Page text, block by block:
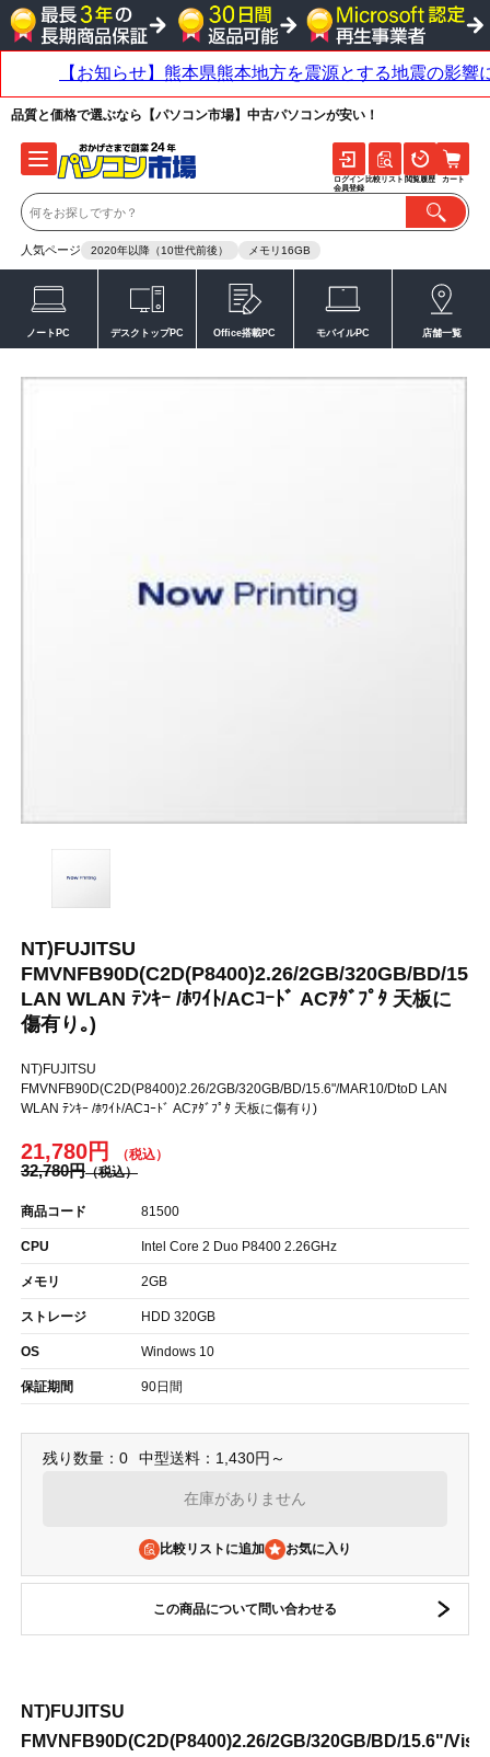
品質と価格で選ぶなら【パソコン市場】中古パソコンが安い！
人気ページ 2020年以降（10世代前後） メモリ16GB
ログイン
会員登録
比較リスト 閲覧履歴 カート
ノートPC デスクトップPC Office搭載PC モバイルPC 店舗一覧
NT)FUJITSU
FMVNFB90D(C2D(P8400)2.26/2GB/320GB/BD/
LAN WLAN ﾃﾝｷｰ /ﾎﾜｲﾄ/ACｺｰﾄﾞ ACｱﾀﾞﾌﾟﾀ 天板に
傷有り｡)
NT)FUJITSU
FMVNFB90D(C2D(P8400)2.26/2GB/320GB/BD/15.6"/MAR10/DtoD LAN
WLAN ﾃﾝｷｰ /ﾎﾜｲﾄ/ACｺｰﾄﾞ ACｱﾀﾞﾌﾟﾀ 天板に傷有り)
21,780円
32,780円
商品コード 81500
CPU Intel Core 2 Duo P8400 2.26GHz
メモリ 2GB
ストレージ HDD 320GB
OS Windows 10
保証期間 90日間
残り数量：0 中型送料：1,430円～
在庫がありません
比較リストに追加
この商品について問い合わせる
NT)FUJITSU
FMVNFB90D(C2D(P8400)2.26/2GB/320GB/BD/15.6"/